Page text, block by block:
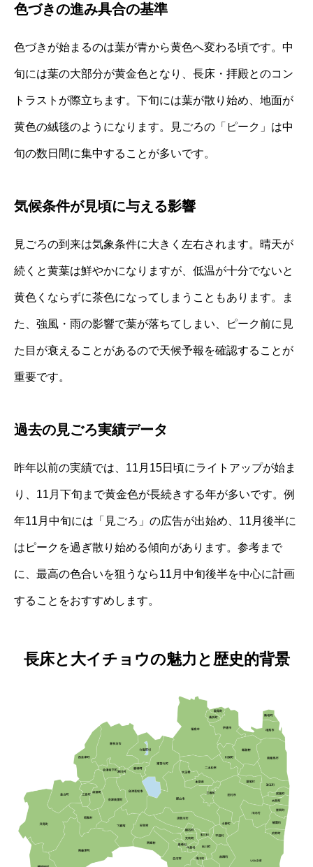
色づきの進み具合の基準
色づきが始まるのは葉が青から黄色へ変わる頃です。中
旬には葉の大部分が黄金色となり、長床・拝殿とのコン
トラストが際立ちます。下旬には葉が散り始め、地面が
黄色の絨毯のようになります。見ごろの「ピーク」は中
旬の数日間に集中することが多いです。
気候条件が見頃に与える影響
見ごろの到来は気象条件に大きく左右されます。晴天が
続くと黄葉は鮮やかになりますが、低温が十分でないと
黄色くならずに茶色になってしまうこともあります。ま
た、強風・雨の影響で葉が落ちてしまい、ピーク前に見
た目が衰えることがあるので天候予報を確認することが
重要です。
過去の見ごろ実績データ
昨年以前の実績では、11月15日頃にライトアップが始ま
り、11月下旬まで黄金色が長続きする年が多いです。例
年11月中旬には「見ごろ」の広告が出始め、11月後半に
はピークを過ぎ散り始める傾向があります。参考まで
に、最高の色合いを狙うなら11月中旬後半を中心に計画
することをおすすめします。
長床と大イチョウの魅力と歴史的背景